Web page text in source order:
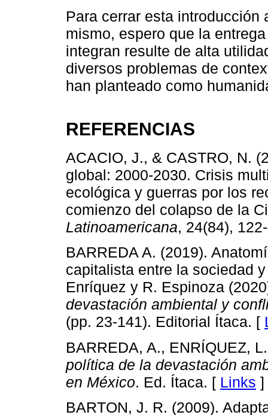
Para cerrar esta introducción
mismo, espero que la
integran resulte de alta
diversos problemas de
han planteado como
REFERENCIAS
ACACIO, J., & CASTRO, N.
global: 2000-2030. Crisis
ecológica y guerras por los
comienzo del colapso de la
Latinoamericana, 24(84),
BARREDA A. (2019).
capitalista entre la sociedad
Enríquez y R. Espinoza
devastación ambiental y
(pp. 23-141). Editorial Ítaca. [
BARREDA, A., ENRÍQUEZ,
política de la devastación
en México. Ed. Ítaca. [ Links ]
BARTON, J. R. (2009).